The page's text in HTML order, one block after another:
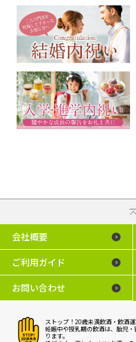
会社概要
ご利用ガイド
お問い合わせ
ストップ！20歳未満飲酒・飲酒運
妊娠中や授乳期の飲酒は、胎児
ります。